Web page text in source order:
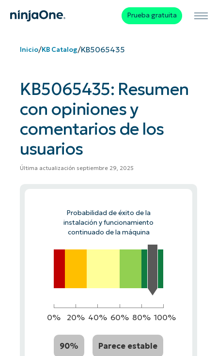
Prueba gratuita
Inicio/KB Catalog/KB5065435
KB5065435: Resumen
con opiniones y
comentarios de los
usuarios
Última actualización septiembre 29, 2025
Probabilidad de éxito de la
instalación y funcionamiento
continuado de la máquina
0% 20% 40% 60% 80% 100%
90% Parece estable